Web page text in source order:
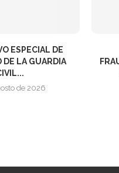
ESPECIAL DE
DE LA GUARDIA
de 2026